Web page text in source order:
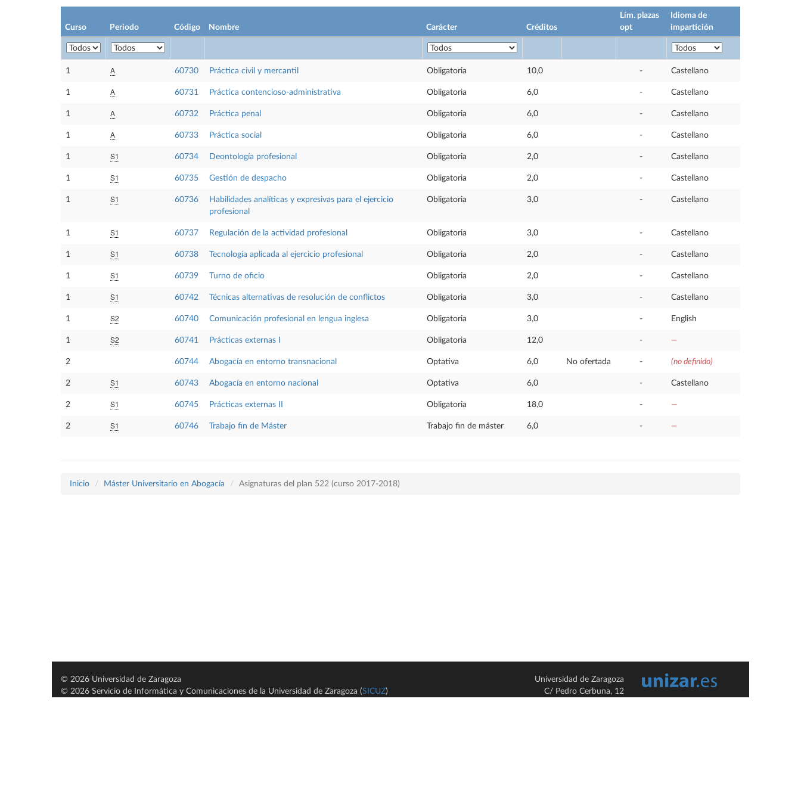
Curso Periodo Código Nombre Carácter Créditos
Lím. plazas
opt
Idioma de
impartición
1 A 60730 Práctica civil y mercantil Obligatoria 10,0 - Castellano
1 A 60731 Práctica contencioso-administrativa Obligatoria 6,0 - Castellano
1 A 60732 Práctica penal Obligatoria 6,0 - Castellano
1 A 60733 Práctica social Obligatoria 6,0 - Castellano
1 S1 60734 Deontología profesional Obligatoria 2,0 - Castellano
1 S1 60735 Gestión de despacho Obligatoria 2,0 - Castellano
1 S1 60736
Habilidades analíticas y expresivas para el ejercicio
profesional
Obligatoria 3,0 - Castellano
1 S1 60737 Regulación de la actividad profesional Obligatoria 3,0 - Castellano
1 S1 60738 Tecnología aplicada al ejercicio profesional Obligatoria 2,0 - Castellano
1 S1 60739 Turno de oficio Obligatoria 2,0 - Castellano
1 S1 60742 Técnicas alternativas de resolución de conflictos Obligatoria 3,0 - Castellano
1 S2 60740 Comunicación profesional en lengua inglesa Obligatoria 3,0 - English
1 S2 60741 Prácticas externas I Obligatoria 12,0 - —
2 60744 Abogacía en entorno transnacional Optativa 6,0 No ofertada - (no definido)
2 S1 60743 Abogacía en entorno nacional Optativa 6,0 - Castellano
2 S1 60745 Prácticas externas II Obligatoria 18,0 - —
2 S1 60746 Trabajo fin de Máster Trabajo fin de máster 6,0 - —
Inicio Máster Universitario en Abogacía Asignaturas del plan 522 (curso 2017-2018)
© 2026 Universidad de Zaragoza
© 2026 Servicio de Informática y Comunicaciones de la Universidad de Zaragoza (SICUZ)
Universidad de Zaragoza
C/ Pedro Cerbuna, 12